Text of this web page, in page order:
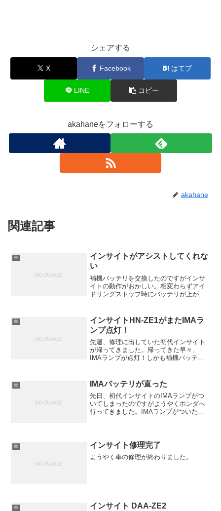
シェアする
X Facebook はてブ
LINE コピー
akahaneをフォローする
akahane
関連記事
車
インサイトがアシストしてくれな
い
補機バッテリを交換したのですがインサ
イトの動作がおかしい。相変わらずアイ
ドリングストップ時にバッテリが上がっ
れるのですが、すぐに止めてしまいま
す。
車
インサイトHN-ZE1がまたIMAラ
ンプ点灯！
先週、修理に出していた初代インサイト
が帰ってきました。帰ってきた早々、
IMAランプが点灯！しかも補機バッテリ
と思い、余っているバッテリモジュール
を充電を開始しました。...
車 IMAバッテリが直った
先日、初代インサイトのIMAランプがつ
いてしまったのですがようやくホンダへ
行ってきました。IMAランプがついた日
車 インサイト修理完了
ようやく車の修理が終わりました。
車 インサイト DAA-ZE2